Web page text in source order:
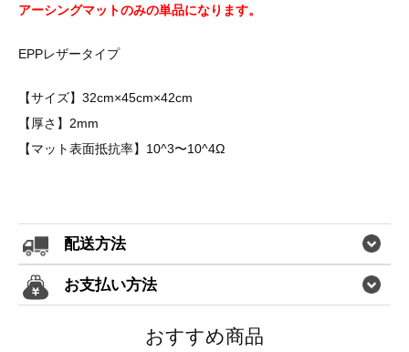
アーシングマットのみの単品になります。
EPPレザータイプ
【サイズ】32cm×45cm×42cm
【厚さ】2mm
【マット表面抵抗率】10^3〜10^4Ω
配送方法
お支払い方法
おすすめ商品